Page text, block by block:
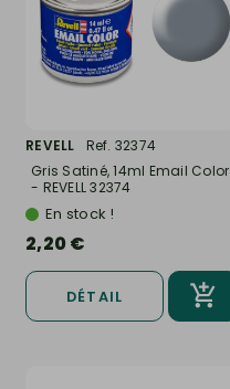
REVELL
Ref. 32374
Gris Satiné, 14ml Email Color
- REVELL 32374
En stock !
2,20 €
DÉTAIL